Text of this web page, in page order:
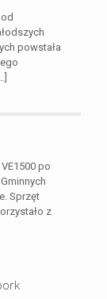
powstała
po
Sprzęt
z